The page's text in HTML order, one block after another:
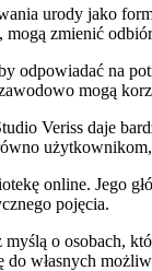
urody jako
zmienić
odpowiadać na
mogą
Veriss daje
online. Jego
pojęcia.
o osobach,
własnych